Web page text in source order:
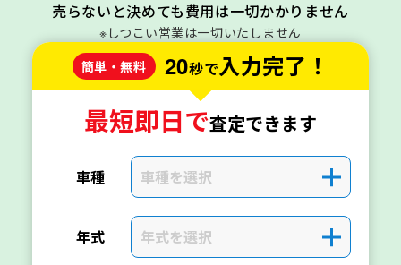
売らないと決めても費用は一切かかりません
※しつこい営業は一切いたしません
簡単・無料
20秒で入力完了！
最短即日で査定できます
車種 車種を選択 ＋
年式 年式を選択 ＋